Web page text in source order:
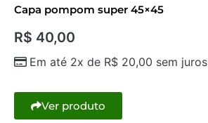
Capa pompom super 45×45
R$ 40,00
Em até 2x de R$ 20,00 sem juros
Ver produto